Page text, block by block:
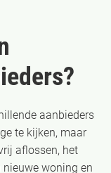
aanbieders
te kijken, maar
aflossen, het
nieuwe woning en